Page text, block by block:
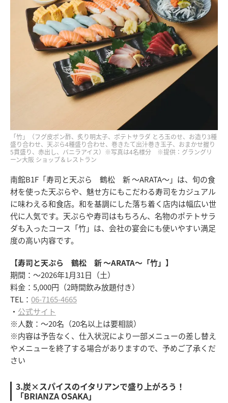
「竹」（フグ皮ポン酢、炙り明太子、ポテトサラダ とろ玉のせ、お造り3種
盛り合わせ、天ぷら4種盛り合わせ、巻きたて出汁巻き玉子、おまかせ握り
5貫盛り、赤出し、バニラアイス）※写真は4名様分 ※提供：グラングリ
ーン大阪 ショップ＆レストラン
南館B1F「寿司と天ぷら 鶴松 新 ～ARATA～」は、旬の食
材を使った天ぷらや、魅せ方にもこだわる寿司をカジュアル
に味わえる和食店。和を基調にした落ち着く店内は幅広い世
代に人気です。天ぷらや寿司はもちろん、名物のポテトサラ
ダも入ったコース「竹」は、会社の宴会にも使いやすい満足
度の高い内容です。
【寿司と天ぷら 鶴松 新 ～ARATA～「竹」】
期間：～2026年1月31日（土）
料金：5,000円（2時間飲み放題付き）
TEL： 06-7165-4665
・ 公式サイト
※人数：～20名（20名以上は要相談）
※内容は予告なく、仕入状況により一部メニューの差し替え
やメニューを終了する場合がありますので、予めご了承くだ
さい
3.炭×スパイスのイタリアンで盛り上がろう！
「BRIANZA OSAKA」